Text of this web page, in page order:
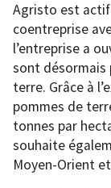
Agristo est actif
coentreprise
l’entreprise a
sont désormais
terre. Grâce à
pommes de
tonnes par
souhaite
Moyen-Orient